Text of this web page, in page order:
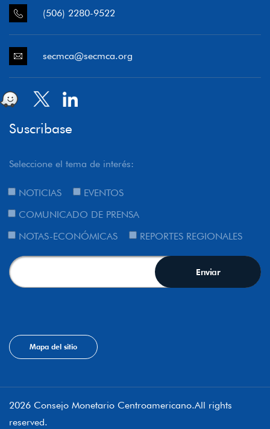
(506) 2280-9522
secmca@secmca.org
Suscribase
Seleccione el tema de interés:
NOTICIAS
EVENTOS
COMUNICADO DE PRENSA
NOTAS-ECONÓMICAS
REPORTES REGIONALES
Mapa del sitio
2026 Consejo Monetario Centroamericano.All rights
reserved.